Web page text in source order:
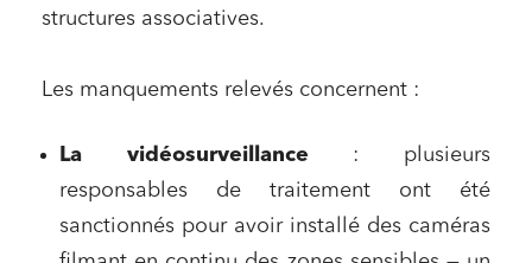
structures associatives.
Les manquements relevés concernent :
La vidéosurveillance : plusieurs
responsables de traitement ont été
sanctionnés pour avoir installé des caméras